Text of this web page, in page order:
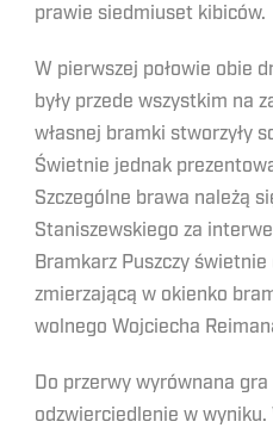
prawie siedmiuset kibiców.
W pierwszej połowie obie
były przede wszystkim na
własnej bramki stworzyły
Świetnie jednak
Szczególne brawa należą
Staniszewskiego za
Bramkarz Puszczy świetnie
zmierzającą w okienko
wolnego Wojciecha
Do przerwy wyrównana
odzwierciedlenie w wyniku.